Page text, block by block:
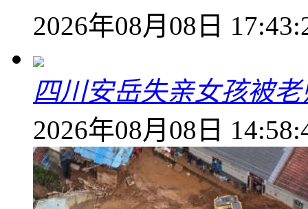
2026年08月08日
四川安岳失亲女孩被
2026年08月08日